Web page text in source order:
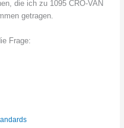
die ich zu 1095 CRO-VAN
getragen.
Frage: